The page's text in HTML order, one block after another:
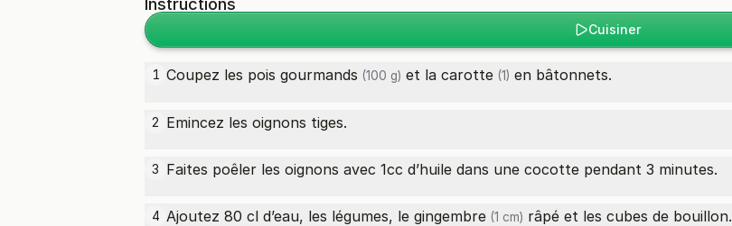
Instructions
Cuisiner
1 Coupez les pois gourmands (100 g) et la carotte (1) en bâtonnets.
2 Emincez les oignons tiges.
3 Faites poêler les oignons avec 1cc d’huile dans une cocotte pendant 3 minutes.
4 Ajoutez 80 cl d’eau, les légumes, le gingembre (1 cm) râpé et les cubes de bouillon.